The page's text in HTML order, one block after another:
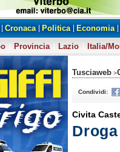
Cronaca Politica Economia
Provincia Lazio Italia/
Tusciaweb >
Condividi:
Civita